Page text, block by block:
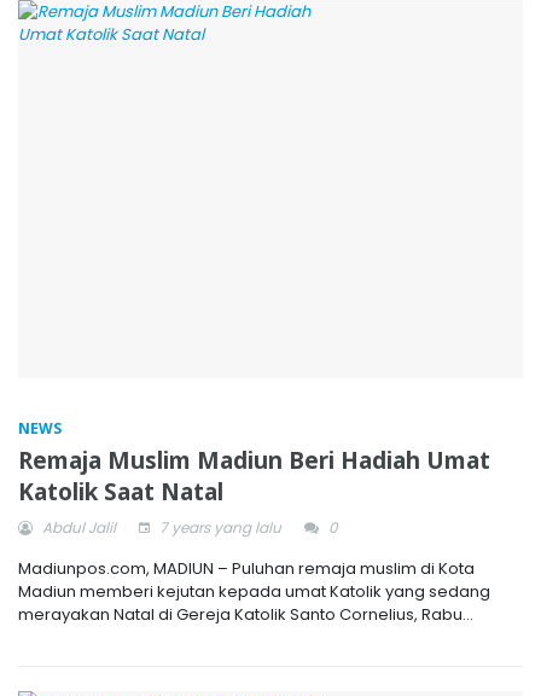
NEWS
Remaja Muslim Madiun Beri Hadiah Umat
Katolik Saat Natal
Abdul Jalil 7 years yang lalu 0
Madiunpos.com, MADIUN – Puluhan remaja muslim di Kota
Madiun memberi kejutan kepada umat Katolik yang sedang
merayakan Natal di Gereja Katolik Santo Cornelius, Rabu...